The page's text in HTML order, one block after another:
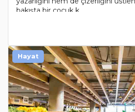
bakışta bir çocuk k..
Hayat